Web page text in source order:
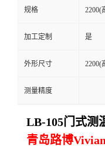
规格 2200(
加工定制 是
外形尺寸 2200(
测量精度
LB-105门式测
青岛路博